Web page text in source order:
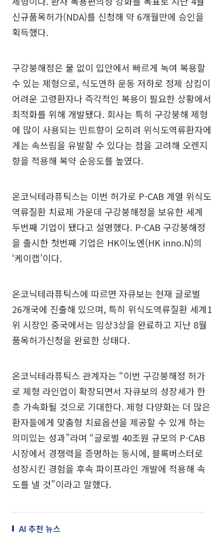
신규품목허가(NDA)를 신청해 약 6개월만에 승인을
획득했다.
구강붕해정은 물 없이 입안에서 빠르게 녹여 복용할
수 있는 제형으로, 식도연하 운동 저하로 정제 삼킴이
어려운 고령환자나 즉각적인 복용이 필요한 상황에서
최적화를 위해 개발됐다. 회사는 특히 구강붕해 제형
에 많이 사용되는 민트향이 오히려 위식도역류환자에
게는 속쓰림을 유발할 수 있다는 점을 고려해 오렌지
향을 적용해 복약 순응도를 높였다.
온코닉테라퓨틱스는 이번 허가로 P-CAB 계열 위식도
역류질환 치료제 가운데 구강붕해정을 보유한 세계
두번째 기업이 됐다고 설명했다. P-CAB 구강붕해정
을 출시한 첫번째 기업은 HK이노엔(HK inno.N)의
‘케이캡’이다.
온코닉테라퓨틱스에 따르면 자큐보는 현재 글로벌
26개국에 진출해 있으며, 특히 위식도역류질환 세계1
위 시장인 중국에서는 임상3상을 완료하고 지난 8월
품목허가신청을 완료한 상태다.
온코닉테라퓨틱스 관계자는 “이번 구강붕해정 허가
로 제형 라인업이 확장되면서 자큐보의 성장세가 한
층 가속화될 것으로 기대한다. 제형 다양화는 더 많은
환자들에게 맞춤형 치료옵션을 제공할 수 있게 하는
의미있는 성과”라며 “글로벌 40조원 규모의 P-CAB
시장에서 경쟁력을 증명하는 동시에, 블록버스터로
성장시킨 경험을 후속 파이프라인 개발에 적용해 속
도를 낼 것”이라고 말했다.
AI 추천 뉴스